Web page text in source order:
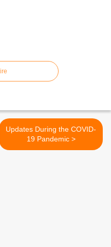
Updates During the COVID-
19 Pandemic >